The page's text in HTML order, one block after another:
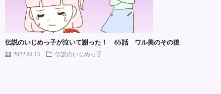
伝説のいじめっ子が泣いて謝った！ 65話 ワル美のその後
2022.04.13 伝説のいじめっ子